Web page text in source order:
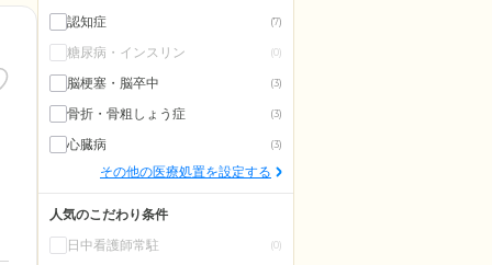
認知症
(7)
糖尿病・インスリン (0)
脳梗塞・脳卒中 (3)
骨折・骨粗しょう症 (3)
心臓病 (3)
その他の医療処置を設定する
人気のこだわり条件
日中看護師常駐
(0)